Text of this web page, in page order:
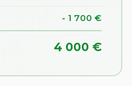
- 1 700 €
4 000 €